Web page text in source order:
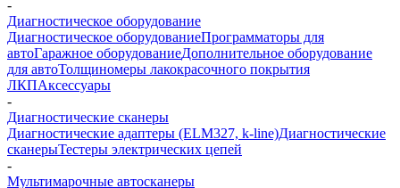
-
Диагностическое оборудование
Диагностическое оборудованиеПрограмматоры для
автоГаражное оборудованиеДополнительное оборудование
для автоТолщиномеры лакокрасочного покрытия
ЛКПАксессуары
-
Диагностические сканеры
Диагностические адаптеры (ELM327, k-line)Диагностические
сканерыТестеры электрических цепей
-
Мультимарочные автосканеры